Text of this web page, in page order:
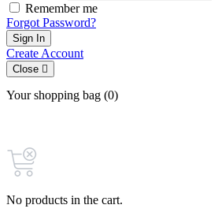
Remember me
Forgot Password?
Sign In
Create Account
Close
Your shopping bag (0)
No products in the cart.